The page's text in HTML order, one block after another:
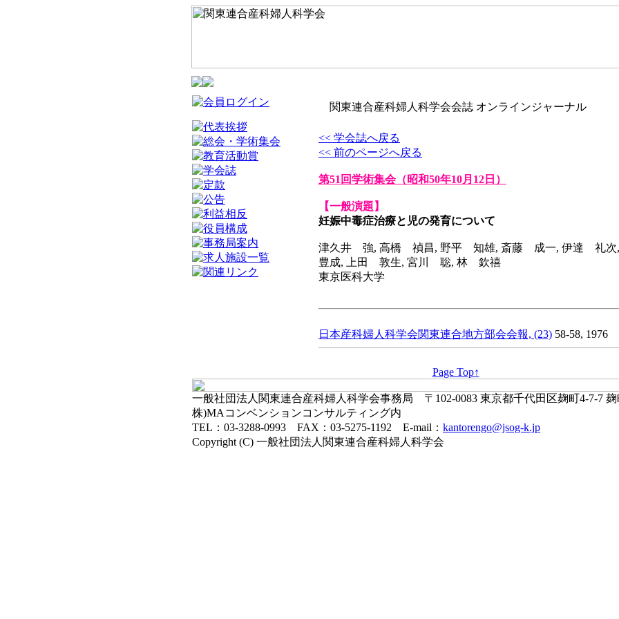
関東連合産科婦人科学会会誌 オンラインジャーナル
<< 学会誌へ戻る
<< 前のページへ戻る
第51回学術集会（昭和50年10月12日）
【一般演題】
妊娠中毒症治療と児の発育について
津久井 強, 高橋 禎昌, 野平 知雄, 斎藤 成一, 伊達 礼
豊成, 上田 敦生, 宮川 聡, 林 欽禧
東京医科大学
日本産科婦人科学会関東連合地方部会会報, (23) 58-58, 1976
Page Top↑
一般社団法人関東連合産科婦人科学会事務局 〒102-0083 東京都千代田区麹町4-7-7
株)MAコンベンションコンサルティング内
TEL：03-3288-0993 FAX：03-5275-1192 E-mail： kantorengo@jsog-k.jp
Copyright (C) 一般社団法人関東連合産科婦人科学会